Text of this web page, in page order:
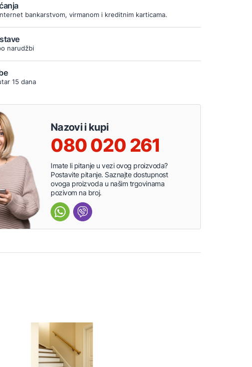
bankarstvom, virmanom i kreditnim karticama.
narudžbi
15 dana
Nazovi i kupi
080 020 261
Imate li pitanje u vezi ovog proizvoda?
Postavite pitanje. Saznajte dostupnost
ovoga proizvoda u našim trgovinama
pozivom na broj.